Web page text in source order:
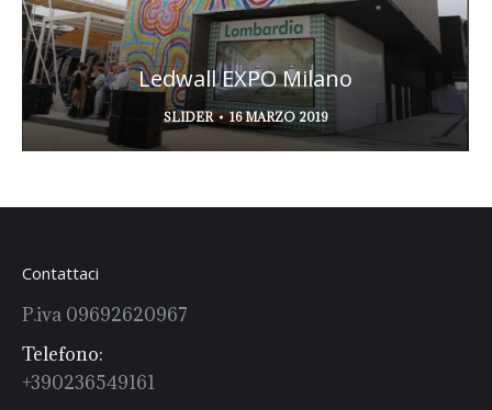
Ledwall EXPO Milano
SLIDER 16 MARZO 2019
Contattaci
P.iva 09692620967
Telefono:
+390236549161